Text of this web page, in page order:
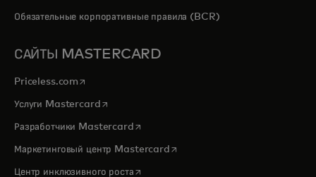
Обязательные корпоративные правила (BCR)
САЙТЫ MASTERCARD
Priceless.com opens in a new tab
Услуги Mastercardopens in a new tab
Разработчики Mastercardopens in a new tab
Маркетинговый центр Mastercardopens in a new tab
Центр инклюзивного ростаopens in a new tab